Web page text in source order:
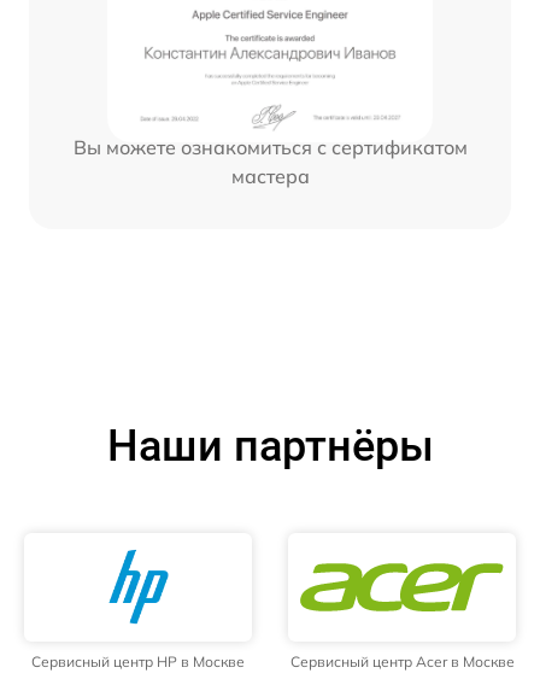
Вы можете ознакомиться с сертификатом
мастера
Наши партнёры
Сервисный центр HP в Москве Сервисный центр Acer в Москве